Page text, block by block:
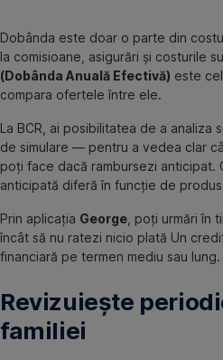
Dobânda este doar o parte din
la comisioane, asigurări și costurile
(Dobânda Anuală Efectivă) este
compara ofertele între ele.
La BCR, ai posibilitatea de a analiza
de simulare — pentru a vedea clar
poți face dacă rambursezi anticipat.
anticipată diferă în funcție de
Prin aplicația George , poți urmări în
încât să nu ratezi nicio plată Un
financiară pe termen mediu sau lung.
Revizuiește
familiei